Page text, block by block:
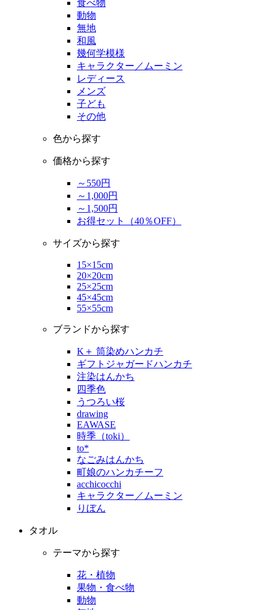
食べ物
動物
無地
和風
幾何学模様
キャラクター／ムーミン
レディース
メンズ
子ども
その他
色から探す
価格から探す
～550円
～1,000円
～1,500円
お得セット（40％OFF）
サイズから探す
15×15cm
20×20cm
25×25cm
45×45cm
55×55cm
ブランドから探す
K＋ 筒染めハンカチ
ギフトジャガードハンカチ
注染はんかち
四季色
うつろい桜
drawing
EAWASE
時季（toki）
to*
なごみはんかち
町娘のハンカチーフ
acchicocchi
キャラクター／ムーミン
りぼん
タオル
テーマから探す
花・植物
果物・食べ物
動物